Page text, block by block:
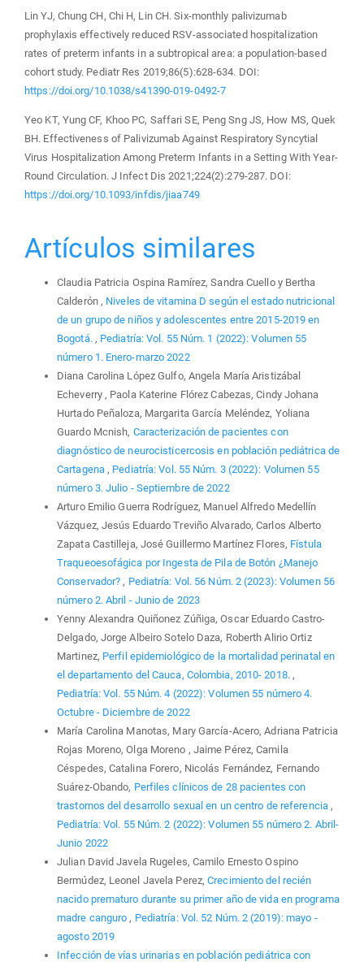
Lin YJ, Chung CH, Chi H, Lin CH. Six-monthly palivizumab
prophylaxis effectively reduced RSV-associated hospitalization
rates of preterm infants in a subtropical area: a population-based
cohort study. Pediatr Res 2019;86(5):628-634. DOI:
https://doi.org/10.1038/s41390-019-0492-7
Yeo KT, Yung CF, Khoo PC, Saffari SE, Peng Sng JS, How MS, Quek
BH. Effectiveness of Palivizumab Against Respiratory Syncytial
Virus Hospitalization Among Preterm Infants in a Setting With Year-
Round Circulation. J Infect Dis 2021;224(2):279-287. DOI:
https://doi.org/10.1093/infdis/jiaa749
Artículos similares
Claudia Patricia Ospina Ramírez, Sandra Cuello y Bertha
Calderón , Niveles de vitamina D según el estado nutricional
de un grupo de niños y adolescentes entre 2015-2019 en
Bogotá. , Pediatría: Vol. 55 Núm. 1 (2022): Volumen 55
número 1. Enero-marzo 2022
Diana Carolina López Gulfo, Angela María Aristizábal
Echeverry , Paola Katerine Flórez Cabezas, Cindy Johana
Hurtado Peñaloza, Margarita García Meléndez, Yoliana
Guardo Mcnish, Caracterización de pacientes con
diagnóstico de neurocisticercosis en población pediátrica de
Cartagena , Pediatría: Vol. 55 Núm. 3 (2022): Volumen 55
número 3. Julio - Septiembre de 2022
Arturo Emilio Guerra Rodríguez, Manuel Alfredo Medellín
Vázquez, Jesús Eduardo Treviño Alvarado, Carlos Alberto
Zapata Castilleja, José Guillermo Martínez Flores, Fístula
Traqueoesofágica por Ingesta de Pila de Botón ¿Manejo
Conservador? , Pediatría: Vol. 56 Núm. 2 (2023): Volumen 56
número 2. Abril - Junio de 2023
Yenny Alexandra Quiñonez Zúñiga, Oscar Eduardo Castro-
Delgado, Jorge Albeiro Sotelo Daza, Roberth Alirio Ortiz
Martinez, Perfil epidemiológico de la mortalidad perinatal en
el departamento del Cauca, Colombia, 2010- 2018. ,
Pediatría: Vol. 55 Núm. 4 (2022): Volumen 55 número 4.
Octubre - Diciembre de 2022
María Carolina Manotas, Mary García-Acero, Adriana Patricia
Rojas Moreno, Olga Moreno , Jaime Pérez, Camila
Céspedes, Catalina Forero, Nicolás Fernández, Fernando
Suárez-Obando, Perfiles clínicos de 28 pacientes con
trastornos del desarrollo sexual en un centro de referencia ,
Pediatría: Vol. 55 Núm. 2 (2022): Volumen 55 número 2. Abril-
Junio 2022
Julian David Javela Rugeles, Camilo Ernesto Ospino
Bermúdez, Leonel Javela Perez,Crecimiento del recién
nacido prematuro durante su primer año de vida en programa
madre canguro , Pediatría: Vol. 52 Núm. 2 (2019): mayo -
agosto 2019
Infección de vías urinarias en población pediátrica con